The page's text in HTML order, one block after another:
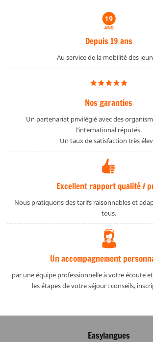
Depuis 19 ans
Au service de la mobilité des
Nos garanties
Un partenariat privilégié avec des
l’international réputés.
Un taux de satisfaction très
Excellent rapport qualité /
Nous pratiquons des tarifs raisonnables et
tous.
Un accompagnement
par une équipe professionnelle à votre écoute
les étapes de votre séjour : conseils,
Easylangues